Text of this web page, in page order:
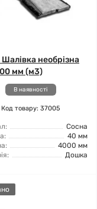
необрізна
мм (м3)
В наявності
Код товару: 37005
Сосна
40 мм
4000 мм
Дошка